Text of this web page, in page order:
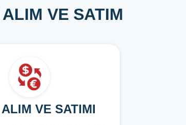
VE SATIM
VE SATIMI